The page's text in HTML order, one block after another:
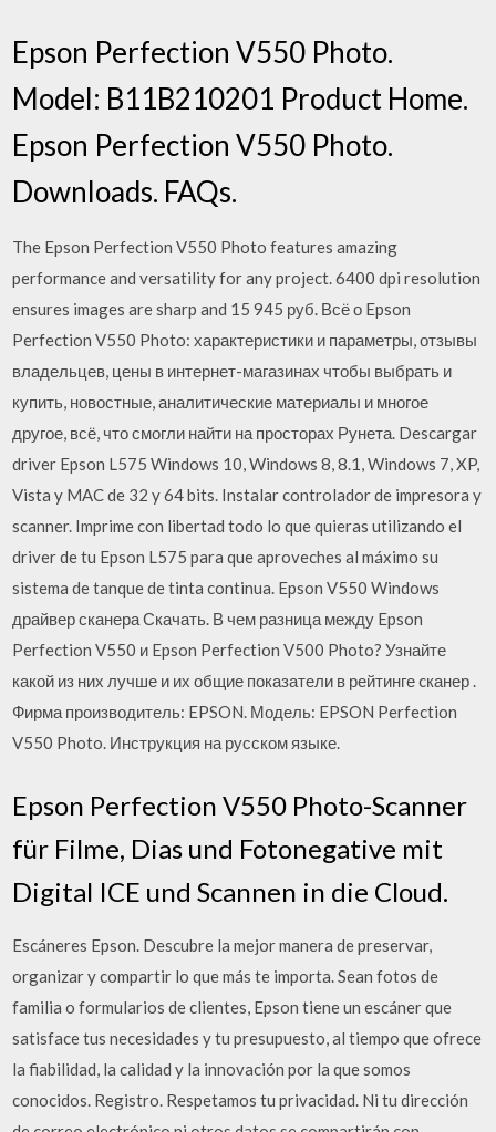
Epson Perfection V550 Photo.
Model: B11B210201 Product Home.
Epson Perfection V550 Photo.
Downloads. FAQs.
The Epson Perfection V550 Photo features amazing
performance and versatility for any project. 6400 dpi resolution
ensures images are sharp and 15 945 руб. Всё о Epson
Perfection V550 Photo: характеристики и параметры, отзывы
владельцев, цены в интернет-магазинах чтобы выбрать и
купить, новостные, аналитические материалы и многое
другое, всё, что смогли найти на просторах Рунета. Descargar
driver Epson L575 Windows 10, Windows 8, 8.1, Windows 7, XP,
Vista y MAC de 32 y 64 bits. Instalar controlador de impresora y
scanner. Imprime con libertad todo lo que quieras utilizando el
driver de tu Epson L575 para que aproveches al máximo su
sistema de tanque de tinta continua. Epson V550 Windows
драйвер сканера Скачать. В чем разница между Epson
Perfection V550 и Epson Perfection V500 Photo? Узнайте
какой из них лучше и их общие показатели в рейтинге cканер .
Фирма производитель: EPSON. Модель: EPSON Perfection
V550 Photo. Инструкция на русском языке.
Epson Perfection V550 Photo-Scanner
für Filme, Dias und Fotonegative mit
Digital ICE und Scannen in die Cloud.
Escáneres Epson. Descubre la mejor manera de preservar,
organizar y compartir lo que más te importa. Sean fotos de
familia o formularios de clientes, Epson tiene un escáner que
satisface tus necesidades y tu presupuesto, al tiempo que ofrece
la fiabilidad, la calidad y la innovación por la que somos
conocidos. Registro. Respetamos tu privacidad. Ni tu dirección